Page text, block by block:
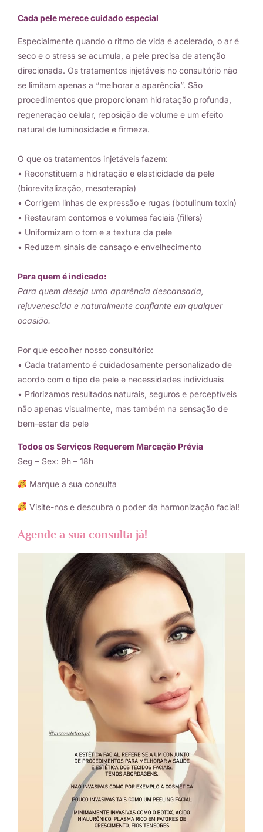
Cada pele merece cuidado especial
Especialmente quando o ritmo de vida é acelerado, o ar é
seco e o stress se acumula, a pele precisa de atenção
direcionada. Os tratamentos injetáveis no consultório não
se limitam apenas a “melhorar a aparência”. São
procedimentos que proporcionam hidratação profunda,
regeneração celular, reposição de volume e um efeito
natural de luminosidade e firmeza.
O que os tratamentos injetáveis fazem:
• Reconstituem a hidratação e elasticidade da pele
(biorevitalização, mesoterapia)
• Corrigem linhas de expressão e rugas (botulinum toxin)
• Restauram contornos e volumes faciais (fillers)
• Uniformizam o tom e a textura da pele
• Reduzem sinais de cansaço e envelhecimento
Para quem é indicado:
Para quem deseja uma aparência descansada,
rejuvenescida e naturalmente confiante em qualquer
ocasião.
Por que escolher nosso consultório:
• Cada tratamento é cuidadosamente personalizado de
acordo com o tipo de pele e necessidades individuais
• Priorizamos resultados naturais, seguros e perceptíveis
não apenas visualmente, mas também na sensação de
bem-estar da pele
Todos os Serviços Requerem Marcação Prévia
Seg – Sex: 9h – 18h
Marque a sua consulta
Visite-nos e descubra o poder da harmonização facial!
Agende a sua consulta já!